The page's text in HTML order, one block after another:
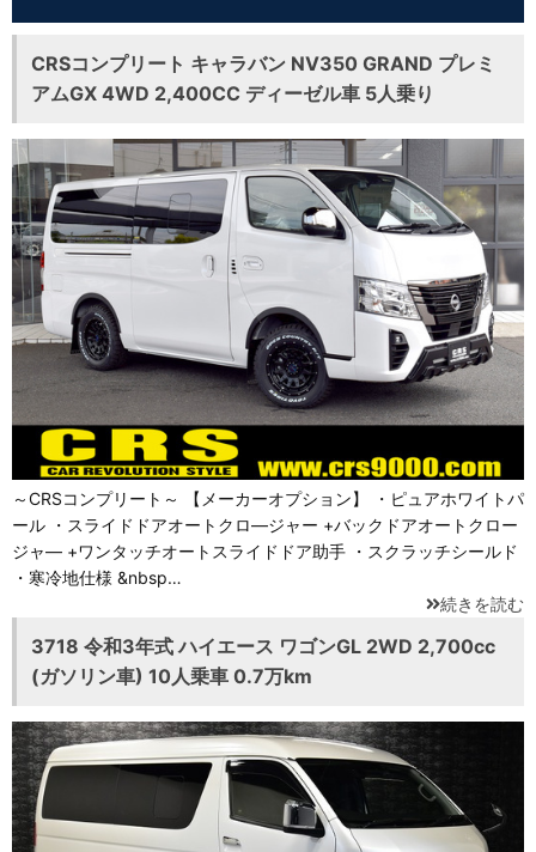
CRSコンプリート キャラバン NV350 GRAND プレミ
アムGX 4WD 2,400CC ディーゼル車 5人乗り
～CRSコンプリート～ 【メーカーオプション】 ・ピュアホワイトパ
ール ・スライドドアオートクロ―ジャー +バックドアオートクロー
ジャ― +ワンタッチオートスライドドア助手 ・スクラッチシールド
・寒冷地仕様 &nbsp…
続きを読む
3718 令和3年式 ハイエース ワゴンGL 2WD 2,700cc
(ガソリン車) 10人乗車 0.7万km